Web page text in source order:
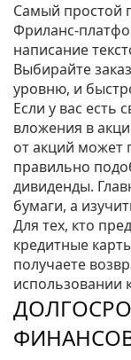
Самый простой
написание
Выбирайте
уровню, и
Если у вас есть
вложения в
от акций может
правильно
дивиденды.
бумаги, а
Для тех, кто
кредитные
получаете
использовании